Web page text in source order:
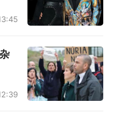
右膝得部分恢复活
己无缘世界杯的消
拉斯马尔说：“对
一个沉重的消息，